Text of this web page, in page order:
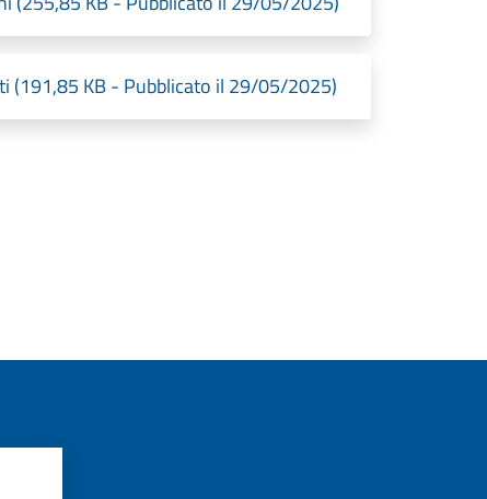
(191,85 KB - Pubblicato il 29/05/2025)